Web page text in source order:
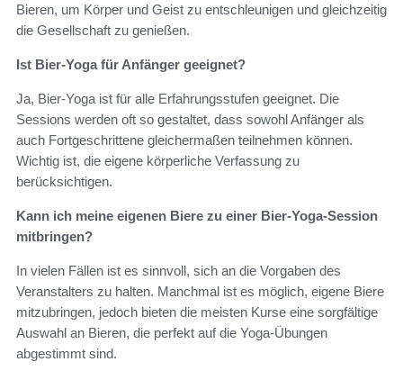
Bieren, um Körper und Geist zu entschleunigen und gleichzeitig
die Gesellschaft zu genießen.
Ist Bier-Yoga für Anfänger geeignet?
Ja, Bier-Yoga ist für alle Erfahrungsstufen geeignet. Die
Sessions werden oft so gestaltet, dass sowohl Anfänger als
auch Fortgeschrittene gleichermaßen teilnehmen können.
Wichtig ist, die eigene körperliche Verfassung zu
berücksichtigen.
Kann ich meine eigenen Biere zu einer Bier-Yoga-Session
mitbringen?
In vielen Fällen ist es sinnvoll, sich an die Vorgaben des
Veranstalters zu halten. Manchmal ist es möglich, eigene Biere
mitzubringen, jedoch bieten die meisten Kurse eine sorgfältige
Auswahl an Bieren, die perfekt auf die Yoga-Übungen
abgestimmt sind.